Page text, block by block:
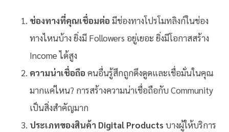
ช่องทางที่คุณเชื่อมต่อ มีช่องทางโปรโมทลิงก์ในช่อง
ทางไหนบ้าง ยิ่งมี Followers อยู่เยอะ ยิ่งมีโอกาสสร้าง
Income ได้สูง
ความน่าเชื่อถือ คนอื่นรู้สึกถูกดึงดูดและเชื่อมั่นในคุณ
มากแค่ไหน? การสร้างความน่าเชื่อถือกับ Community
เป็นสิ่งสำคัญมาก
ประเภทของสินค้า Digital Products บางผู้ให้บริการ